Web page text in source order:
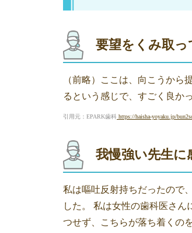
要望をくみ取っ
（前略）ここは、向こうか
るという感じで、すごく良か
引用元：EPARK歯科 https://haisha-yoyaku.jp/
我慢強い先生に
私は嘔吐反射持ちだったので
した。 私は女性の歯科医さ
つせず、こちらが落ち着くの